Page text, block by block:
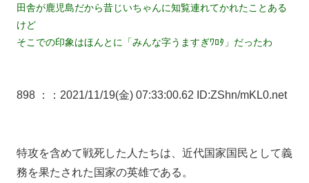
田舎が鹿児島だから昔じいちゃんに知覧連れてかれたことある
けど
そこでの印象はほんとに「みんな字うますぎﾜﾛﾀ」だったわ
898 ： ：2021/11/19(金) 07:33:00.62 ID:ZShn/mKL0.net
特攻を含めて戦死した人たちは、近代国家国民として義
務を果たされた国家の英雄である。